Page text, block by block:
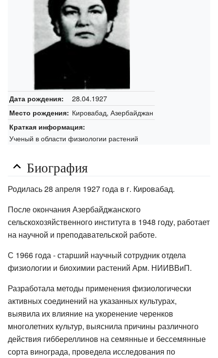
Дата рождения: 28.04.1927
Место рождения: Кировабад, Азербайджан
Краткая информация:
Ученый в области физиологии растений
Биография
Родилась 28 апреля 1927 года в г. Кировабад.
После окончания Азербайджанского
сельскохозяйственного института в 1948 году, работает
на научной и преподавательской работе.
С 1966 года - старший научный сотрудник отдела
физиологии и биохимии растений Арм. НИИВВиП.
Разработала методы применения физиологически
активных соединений на указанных культурах,
выявила их влияние на укоренение черенков
многолетних культур, выяснила причины различного
действия гиббереллинов на семянные и бессемянные
сорта винограда, проведела исследования по